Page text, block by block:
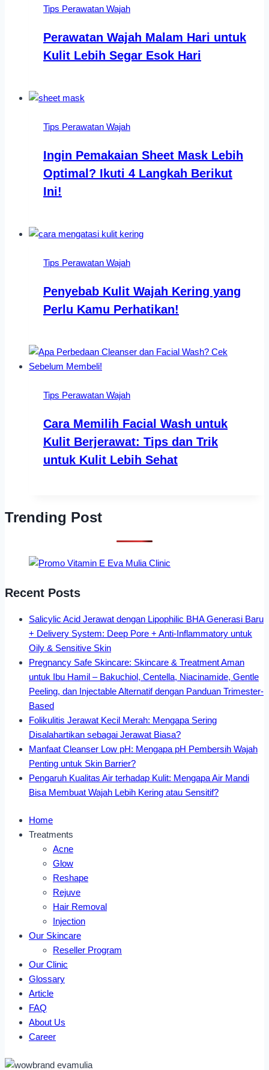
Tips Perawatan Wajah
Perawatan Wajah Malam Hari untuk
Kulit Lebih Segar Esok Hari
Tips Perawatan Wajah
Ingin Pemakaian Sheet Mask Lebih
Optimal? Ikuti 4 Langkah Berikut
Ini!
Tips Perawatan Wajah
Penyebab Kulit Wajah Kering yang
Perlu Kamu Perhatikan!
Tips Perawatan Wajah
Cara Memilih Facial Wash untuk
Kulit Berjerawat: Tips dan Trik
untuk Kulit Lebih Sehat
Trending Post
Recent Posts
Salicylic Acid Jerawat dengan Lipophilic BHA Generasi Baru
+ Delivery System: Deep Pore + Anti-Inflammatory untuk
Oily & Sensitive Skin
Pregnancy Safe Skincare: Skincare & Treatment Aman
untuk Ibu Hamil – Bakuchiol, Centella, Niacinamide, Gentle
Peeling, dan Injectable Alternatif dengan Panduan Trimester-
Based
Folikulitis Jerawat Kecil Merah: Mengapa Sering
Disalahartikan sebagai Jerawat Biasa?
Manfaat Cleanser Low pH: Mengapa pH Pembersih Wajah
Penting untuk Skin Barrier?
Pengaruh Kualitas Air terhadap Kulit: Mengapa Air Mandi
Bisa Membuat Wajah Lebih Kering atau Sensitif?
Home
Treatments
Acne
Glow
Reshape
Rejuve
Hair Removal
Injection
Our Skincare
Reseller Program
Our Clinic
Glossary
Article
FAQ
About Us
Career